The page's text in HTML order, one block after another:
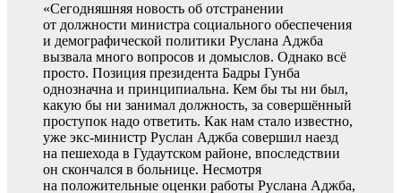
«Сегодняшняя новость об отстранении
от должности министра социального обеспечения
и демографической политики Руслана Аджба
вызвала много вопросов и домыслов. Однако всё
просто. Позиция президента Бадры Гунба
однозначна и принципиальна. Кем бы ты ни был,
какую бы ни занимал должность, за совершённый
проступок надо ответить. Как нам стало известно,
уже экс-министр Руслан Аджба совершил наезд
на пешехода в Гудаутском районе, впоследствии
он скончался в больнице. Несмотря
на положительные оценки работы Руслана Аджба,